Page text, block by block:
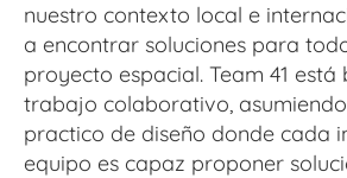
nuestro contexto local e
a encontrar soluciones para
proyecto espacial. Team 41 está
trabajo colaborativo,
practico de diseño donde cada
equipo es capaz proponer